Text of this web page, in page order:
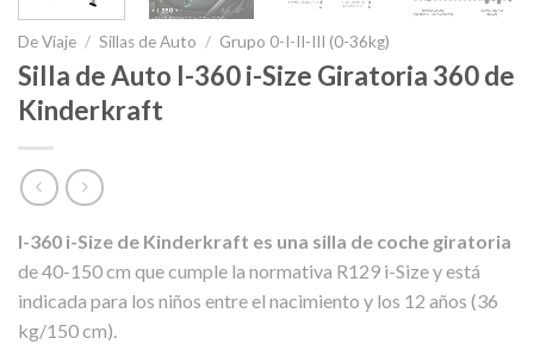
De Viaje / Sillas de Auto / Grupo 0-I-II-III (0-36kg)
Silla de Auto I-360 i-Size Giratoria 360 de
Kinderkraft
I-360 i-Size de Kinderkraft es una silla de coche giratoria
de 40-150 cm que cumple la normativa R129 i-Size y está
indicada para los niños entre el nacimiento y los 12 años (36
kg/150 cm).